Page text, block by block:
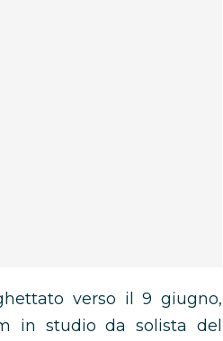
verso il 9 giugno,
in studio da solista del